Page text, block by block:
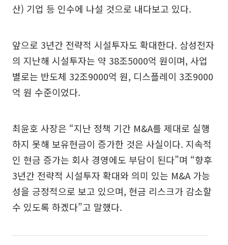
산) 기업 등 인수에 나설 것으로 내다보고 있다.
앞으로 3년간 전략적 시설투자도 확대한다. 삼성전자
의 지난해 시설투자는 약 38조5000억 원이며, 사업
별로는 반도체 32조9000억 원, 디스플레이 3조9000
억 원 수준이었다.
최윤호 사장은 “지난 정책 기간 M&A를 제대로 실행
하지 못해 보유현금이 증가한 것은 사실이다. 지속적
인 현금 증가는 회사 경영에도 부담이 된다”며 “향후
3년간 전략적 시설투자 확대와 의미 있는 M&A 가능
성을 긍정적으로 보고 있으며, 현금 리스크가 감소할
수 있도록 하겠다”고 말했다.